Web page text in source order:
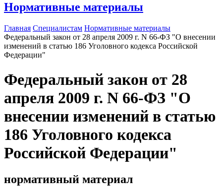
Нормативные материалы
Главная Специалистам Нормативные материалы
Федеральный закон от 28 апреля 2009 г. N 66-ФЗ "О внесении
изменений в статью 186 Уголовного кодекса Российской
Федерации"
Федеральный закон от 28
апреля 2009 г. N 66-ФЗ "О
внесении изменений в статью
186 Уголовного кодекса
Российской Федерации"
нормативный материал